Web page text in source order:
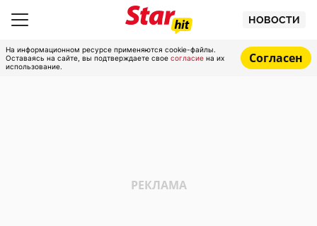
НОВОСТИ
На информационном ресурсе применяются cookie-файлы.
Оставаясь на сайте, вы подтверждаете свое согласие на их
использование.
Согласен